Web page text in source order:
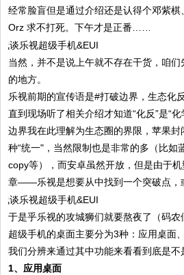
经常脸盲但是通过介绍还是认得个邓紫
Orz 求不打死。下午才是正番……
当然，并不是说上午就不存在干货，咱们
的地方。
乐视前期的宣传语是#打破边界，生态化
直到现场听了相关介绍才知道“化反”是“化
边界我在此理解为生态圈的界限，苹果
种“统一"，当然限制也是非常的多（比如
copy等），而安卓虽然开放，但是由于
章——乐视是想要从中找到一个突破点，
于是乎乐视的攻城狮们就要熬夜了（码农
超级手机的桌面主要分为3种：应用桌面
我们分辨来通过其中功能来看看到底是
1、应用桌面